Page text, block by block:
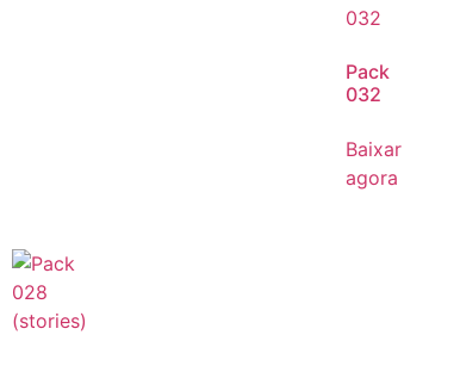
Pack
032
Baixar
agora